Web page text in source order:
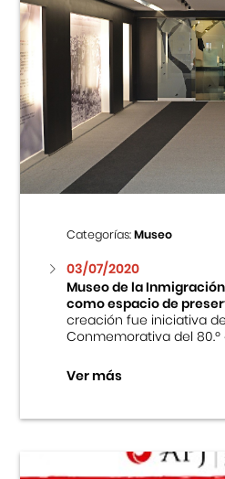
Categorías:Museo
03/07/2020
Museo de la
como espacio de
creación fue iniciativa
Conmemorativa del 80.º
Ver más